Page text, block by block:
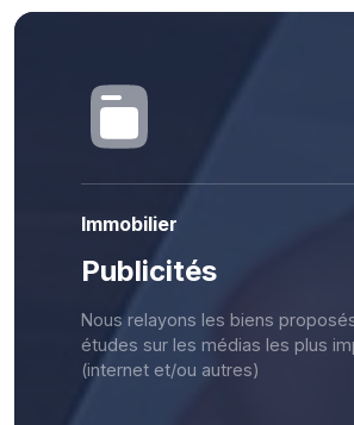
Immobilier
Publicités
Nous relayons les biens
études sur les médias les plus
(internet et/ou autres)